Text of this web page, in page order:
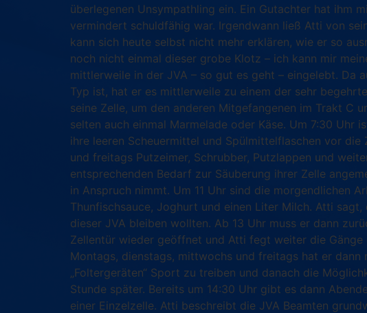
überlegenen Unsympathling ein. Ein Gutachter hat ihm
vermindert schuldfähig war. Irgendwann ließ Atti von
kann sich heute selbst nicht mehr erklären, wie er so
noch nicht einmal dieser grobe Klotz – ich kann mir
mittlerweile in der JVA – so gut es geht – eingelebt. Da
Typ ist, hat er es mittlerweile zu einem der sehr
seine Zelle, um den anderen Mitgefangenen im Trakt C
selten auch einmal Marmelade oder Käse. Um 7:30
ihre leeren Scheuermittel und Spülmittelflaschen vor
und freitags Putzeimer, Schrubber, Putzlappen und
entsprechenden Bedarf zur Säuberung ihrer Zelle
in Anspruch nimmt. Um 11 Uhr sind die morgendlichen
Thunfischsauce, Joghurt und einen Liter Milch. Atti
dieser JVA bleiben wollten. Ab 13 Uhr muss er dann
Zellentür wieder geöffnet und Atti fegt weiter die
Montags, dienstags, mittwochs und freitags hat er
„Foltergeräten“ Sport zu treiben und danach die
Stunde später. Bereits um 14:30 Uhr gibt es dann
einer Einzelzelle. Atti beschreibt die JVA Beamten